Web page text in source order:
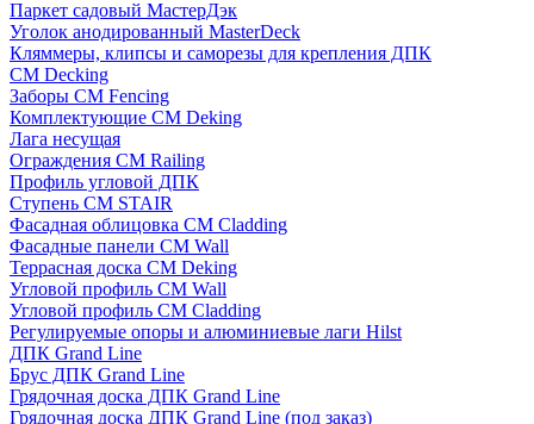
Паркет садовый МастерДэк
Уголок анодированный MasterDeck
Кляммеры, клипсы и саморезы для крепления ДПК
CM Decking
Заборы CM Fencing
Комплектующие CM Deking
Лага несущая
Ограждения CM Railing
Профиль угловой ДПК
Ступень CM STAIR
Фасадная облицовка CM Cladding
Фасадные панели CM Wall
Террасная доска CM Deking
Угловой профиль CM Wall
Угловой профиль CM Cladding
Регулируемые опоры и алюминиевые лаги Hilst
ДПК Grand Line
Брус ДПК Grand Line
Грядочная доска ДПК Grand Line
Грядочная доска ДПК Grand Line (под заказ)